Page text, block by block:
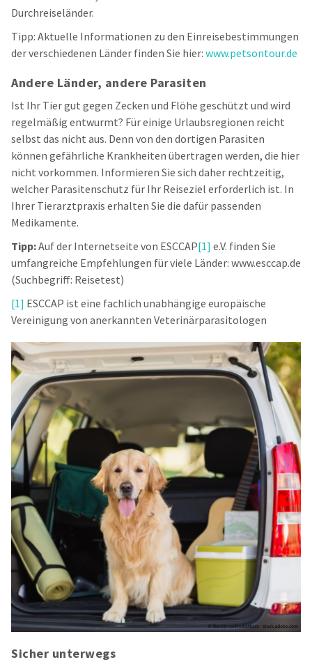
Durchreiseländer.
Tipp: Aktuelle Informationen zu den Einreisebestimmungen
der verschiedenen Länder finden Sie hier: www.petsontour.de
Andere Länder, andere Parasiten
Ist Ihr Tier gut gegen Zecken und Flöhe geschützt und wird
regelmäßig entwurmt? Für einige Urlaubsregionen reicht
selbst das nicht aus. Denn von den dortigen Parasiten
können gefährliche Krankheiten übertragen werden, die hier
nicht vorkommen. Informieren Sie sich daher rechtzeitig,
welcher Parasitenschutz für Ihr Reiseziel erforderlich ist. In
Ihrer Tierarztpraxis erhalten Sie die dafür passenden
Medikamente.
Tipp:Auf der Internetseite von ESCCAP[1] e.V. finden Sie
umfangreiche Empfehlungen für viele Länder: www.esccap.de
(Suchbegriff: Reisetest)
[1] ESCCAP ist eine fachlich unabhängige europäische
Vereinigung von anerkannten Veterinärparasitologen
Sicher unterwegs